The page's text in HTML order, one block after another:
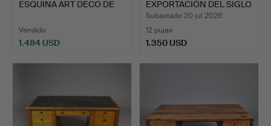
ESQUINA ART DECO DE
Vendido
1.484 USD
EXPORTACIÓN DEL SIGLO
…
Subastado 20 jul 2026
12 pujas
1.350 USD